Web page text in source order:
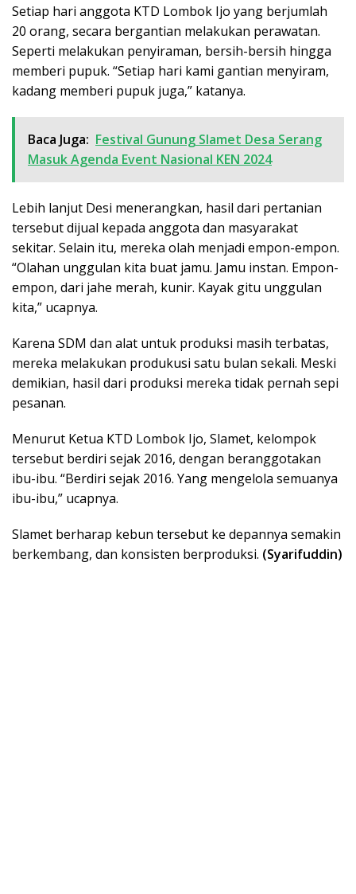
Setiap hari anggota KTD Lombok Ijo yang berjumlah
20 orang, secara bergantian melakukan perawatan.
Seperti melakukan penyiraman, bersih-bersih hingga
memberi pupuk. “Setiap hari kami gantian menyiram,
kadang memberi pupuk juga,” katanya.
Baca Juga: Festival Gunung Slamet Desa Serang
Masuk Agenda Event Nasional KEN 2024
Lebih lanjut Desi menerangkan, hasil dari pertanian
tersebut dijual kepada anggota dan masyarakat
sekitar. Selain itu, mereka olah menjadi empon-empon.
“Olahan unggulan kita buat jamu. Jamu instan. Empon-
empon, dari jahe merah, kunir. Kayak gitu unggulan
kita,” ucapnya.
Karena SDM dan alat untuk produksi masih terbatas,
mereka melakukan produkusi satu bulan sekali. Meski
demikian, hasil dari produksi mereka tidak pernah sepi
pesanan.
Menurut Ketua KTD Lombok Ijo, Slamet, kelompok
tersebut berdiri sejak 2016, dengan beranggotakan
ibu-ibu. “Berdiri sejak 2016. Yang mengelola semuanya
ibu-ibu,” ucapnya.
Slamet berharap kebun tersebut ke depannya semakin
berkembang, dan konsisten berproduksi. (Syarifuddin)